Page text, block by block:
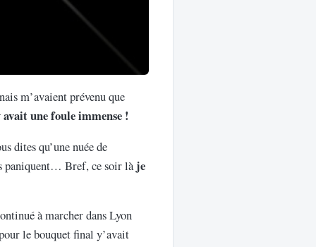
m’avaient prévenu que
une foule immense !
dites qu’une nuée de
paniquent… Bref, ce soir là je
à marcher dans Lyon
le bouquet final y’avait